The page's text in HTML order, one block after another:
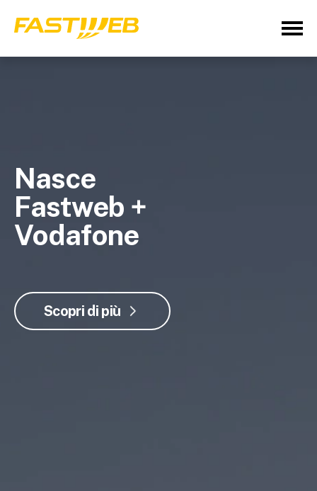
Nasce
Fastweb +
Vodafone
Scopri di più